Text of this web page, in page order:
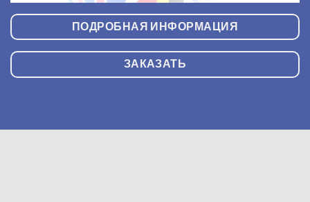
ПОДРОБНАЯ ИНФОРМАЦИЯ
ЗАКАЗАТЬ